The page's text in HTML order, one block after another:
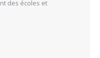
des écoles et